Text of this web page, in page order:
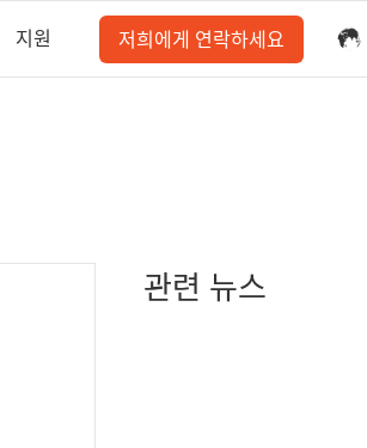
지원 저희에게 연락하세요
관련 뉴스